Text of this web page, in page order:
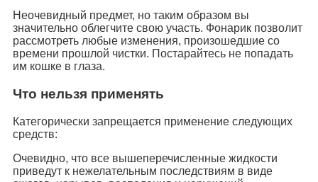
Неочевидный предмет, но таким образом вы
значительно облегчите свою участь. Фонарик позволит
рассмотреть любые изменения, произошедшие со
времени прошлой чистки. Постарайтесь не попадать
им кошке в глаза.
Что нельзя применять
Категорически запрещается применение следующих
средств:
Очевидно, что все вышеперечисленные жидкости
приведут к нежелательным последствиям в виде